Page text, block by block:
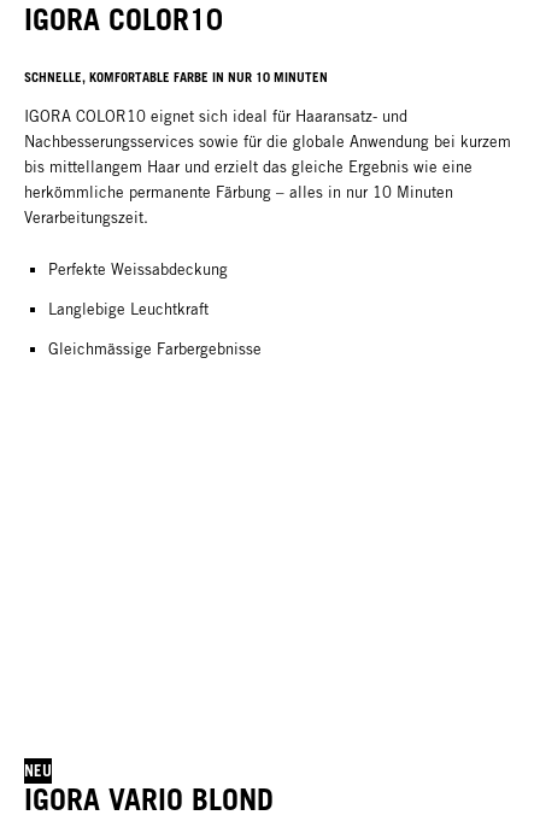
IGORA COLOR10
SCHNELLE, KOMFORTABLE FARBE IN NUR 10 MINUTEN
IGORA COLOR10 eignet sich ideal für Haaransatz- und
Nachbesserungsservices sowie für die globale Anwendung bei kurzem
bis mittellangem Haar und erzielt das gleiche Ergebnis wie eine
herkömmliche permanente Färbung – alles in nur 10 Minuten
Verarbeitungszeit.
Perfekte Weissabdeckung
Langlebige Leuchtkraft
Gleichmässige Farbergebnisse
NEU
IGORA VARIO BLOND